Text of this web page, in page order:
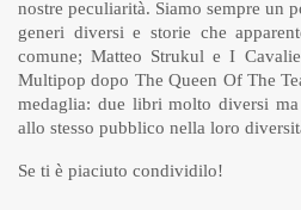
nostre peculiarità. Siamo sempre un
generi diversi e storie che
comune; Matteo Strukul e I
Multipop dopo The Queen Of The
medaglia: due libri molto diversi ma
allo stesso pubblico nella loro
Se ti è piaciuto condividilo!